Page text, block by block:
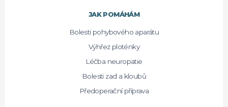
JAK POMÁHÁM
Bolesti pohybového aparátu
Výhřez ploténky
Léčba neuropatie
Bolesti zad a kloubů
Předoperační příprava